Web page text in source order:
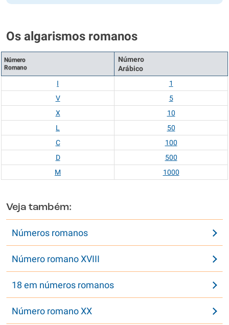
Os algarismos romanos
Número
Romano
Número
Arábico
I
1
V
5
X
10
L
50
C
100
D
500
M
1000
Veja também:
Números romanos
Número romano XVIII
18 em números romanos
Número romano XX